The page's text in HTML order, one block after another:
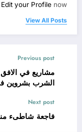
Edit your Profile now.
View All Posts
Previous post
مشاريع في
الشرب بشروين
Next post
فاجعة شاطىء